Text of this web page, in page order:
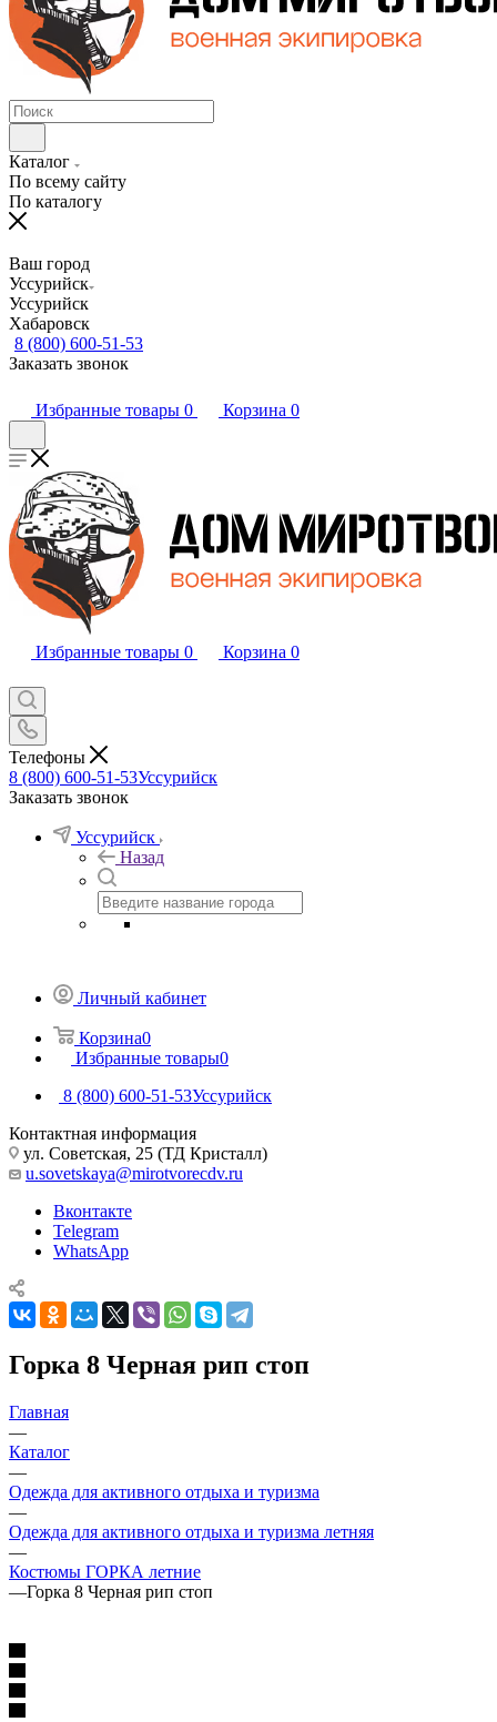
Каталог
По всему сайту
По каталогу
Ваш город
Уссурийск
Уссурийск
Хабаровск
8 (800) 600-51-53
Заказать звонок
Избранные товары 0 Корзина 0
Избранные товары 0 Корзина 0
Телефоны
8 (800) 600-51-53Уссурийск
Заказать звонок
Уссурийск
Назад
Личный кабинет
Корзина0
Избранные товары0
8 (800) 600-51-53Уссурийск
Контактная информация
ул. Советская, 25 (ТД Кристалл)
u.sovetskaya@mirotvorecdv.ru
Вконтакте
Telegram
WhatsApp
Горка 8 Черная рип стоп
Главная
—
Каталог
—
Одежда для активного отдыха и туризма
—
Одежда для активного отдыха и туризма летняя
—
Костюмы ГОРКА летние
—Горка 8 Черная рип стоп